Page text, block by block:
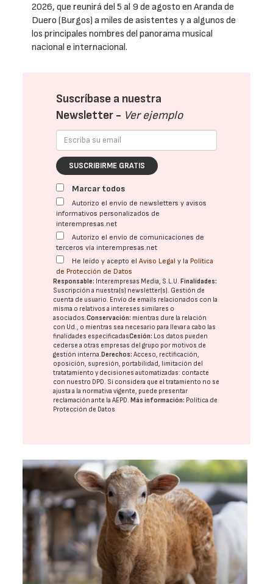
2026, que reunirá del 5 al 9 de agosto en Aranda de
Duero (Burgos) a miles de asistentes y a algunos de
los principales nombres del panorama musical
nacional e internacional.
Suscríbase a nuestra
Newsletter - Ver ejemplo
SUSCRIBIRME GRATIS
Marcar todos
Autorizo el envío de newsletters y avisos
informativos personalizados de
interempresas.net
Autorizo el envío de comunicaciones de
terceros vía interempresas.net
He leído y acepto elAviso Legal y la Política
de Protección de Datos
Responsable: Interempresas Media, S.L.U.Finalidades:
Suscripción a nuestra(s) newsletter(s). Gestión de
cuenta de usuario. Envío de emails relacionados con la
misma o relativos a intereses similares o
asociados.Conservación: mientras dure la relación
con Ud., o mientras sea necesario para llevar a cabo las
finalidades especificadasCesión: Los datos pueden
cederse a otras empresas del grupo por motivos de
gestión interna.Derechos: Acceso, rectificación,
oposición, supresión, portabilidad, limitación del
tratatamiento y decisiones automatizadas: contacte
con nuestro DPD . Si considera que el tratamiento no se
ajusta a la normativa vigente, puede presentar
reclamación ante laAEPD .Más información: Política de
Protección de Datos